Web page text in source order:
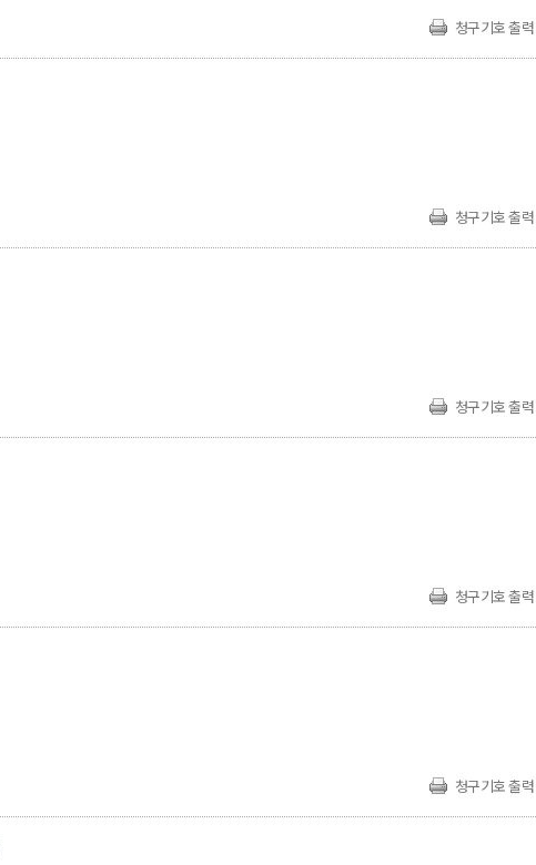
청구기호 출력
청구기호 출력
청구기호 출력
청구기호 출력
청구기호 출력